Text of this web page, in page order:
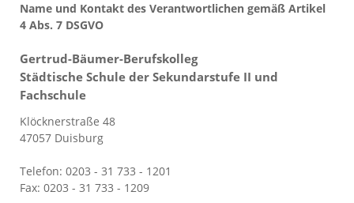
Name und Kontakt des Verantwortlichen gemäß Artikel
4 Abs. 7 DSGVO
Gertrud-Bäumer-Berufskolleg
Städtische Schule der Sekundarstufe II und
Fachschule
Klöcknerstraße 48
47057 Duisburg
Telefon: 0203 - 31 733 - 1201
Fax: 0203 - 31 733 - 1209